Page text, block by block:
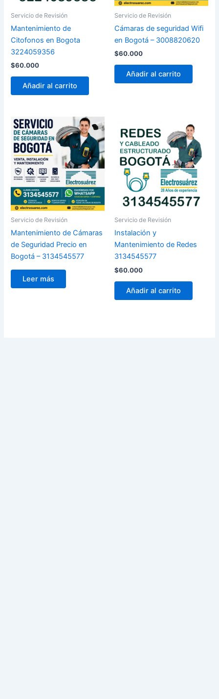
Servicio de Revisión
Mantenimiento de
Citofonos en Bogota
3224059356
$60.000
Añadir al carrito
Servicio de Revisión
Cámaras de seguridad Wifi
en Bogotá – 3008820620
$60.000
Añadir al carrito
Servicio de Revisión
Mantenimiento de Cámaras
de Seguridad Precio en
Bogotá – 3134545577
Leer más
Servicio de Revisión
Instalación y
Mantenimiento de Redes
3134545577
$60.000
Añadir al carrito